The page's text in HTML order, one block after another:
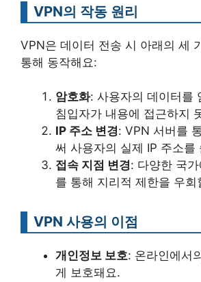
VPN의 작동 원리
VPN은 데이터 전송 시 아래의 세
통해 동작해요:
암호화: 사용자의 데이터를
침입자가 내용에 접근하지
IP 주소 변경: VPN 서버를
써 사용자의 실제 IP 주소를
접속 지점 변경: 다양한 국
를 통해 지리적 제한을 우회
VPN 사용의 이점
개인정보 보호: 온라인에서
게 보호돼요.